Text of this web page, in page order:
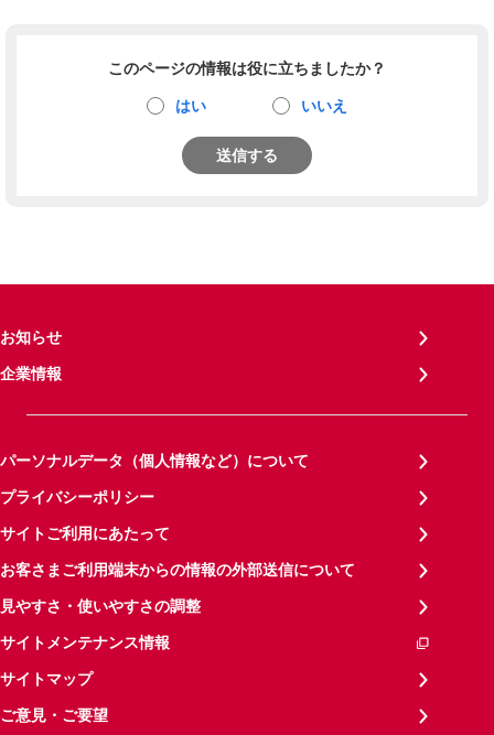
このページの情報は役に立ちましたか？
はい いいえ
送信する
お知らせ
企業情報
パーソナルデータ（個人情報など）について
プライバシーポリシー
サイトご利用にあたって
お客さまご利用端末からの情報の外部送信について
見やすさ・使いやすさの調整
サイトメンテナンス情報
サイトマップ
ご意見・ご要望